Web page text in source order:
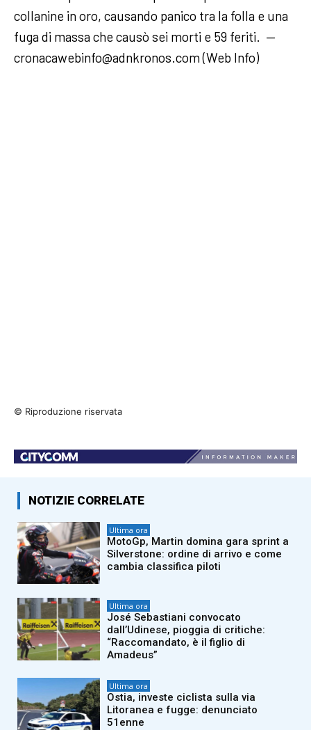
collanine in oro, causando panico tra la folla e una
fuga di massa che causò sei morti e 59 feriti. —
cronacawebinfo@adnkronos.com (Web Info)
© Riproduzione riservata
NOTIZIE CORRELATE
Ultima ora
MotoGp, Martin domina gara sprint a
Silverstone: ordine di arrivo e come
cambia classifica piloti
Ultima ora
José Sebastiani convocato
dall’Udinese, pioggia di critiche:
“Raccomandato, è il figlio di
Amadeus”
Ultima ora
Ostia, investe ciclista sulla via
Litoranea e fugge: denunciato
51enne